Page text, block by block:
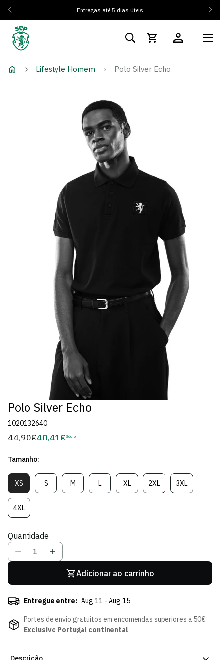
Entregas até 5 dias úteis
Lifestyle Homem Polo Silver Echo
Polo Silver Echo
1020132640
Preço
44,90€Preço
Sócio
40,41€ Sócio
Tamanho:
XSVariante
Esgotada
Ou
Indisponível
SVariante
Esgotada
MVariante
Esgotada
LVariante
Esgotada
XLVariante
Esgotada
2XLVariante
Esgotada
3XLVariante
Esgotada
4XLVariante
Esgotada
Indisponível
Quantidade
Adicionar ao carrinho
Entregue entre: Aug 11 - Aug 15
Portes de envio gratuitos em encomendas superiores a 50€
Exclusivo Portugal continental
Descrição